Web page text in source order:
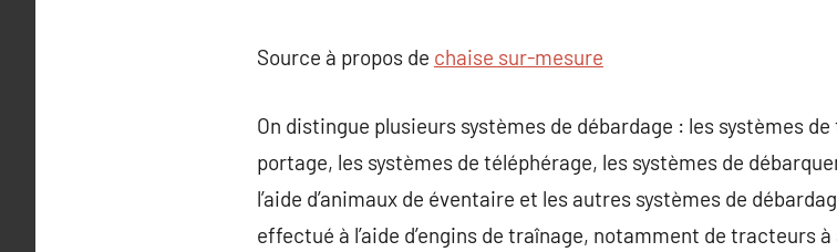
Source à propos de chaise sur-mesure
On distingue plusieurs systèmes de débardage : les systèmes
portage, les systèmes de téléphérage, les systèmes de
l’aide d’animaux de éventaire et les autres systèmes de
effectué à l’aide d’engins de traînage, notamment de tracteurs